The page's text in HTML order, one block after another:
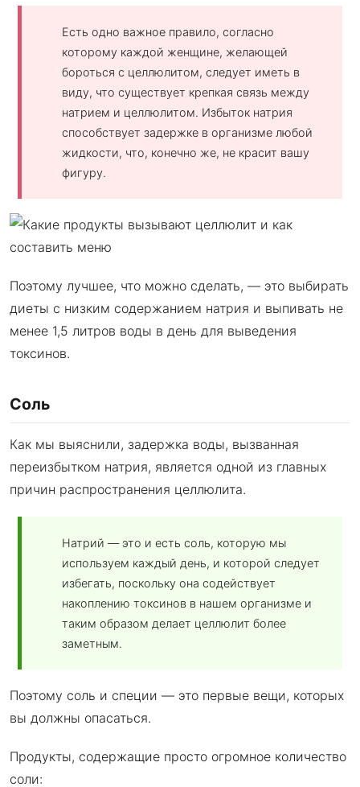
Есть одно важное правило, согласно
которому каждой женщине, желающей
бороться с целлюлитом, следует иметь в
виду, что существует крепкая связь между
натрием и целлюлитом. Избыток натрия
способствует задержке в организме любой
жидкости, что, конечно же, не красит вашу
фигуру.
Поэтому лучшее, что можно сделать, — это выбирать
диеты с низким содержанием натрия и выпивать не
менее 1,5 литров воды в день для выведения
токсинов.
Соль
Как мы выяснили, задержка воды, вызванная
переизбытком натрия, является одной из главных
причин распространения целлюлита.
Натрий — это и есть соль, которую мы
используем каждый день, и которой следует
избегать, поскольку она содействует
накоплению токсинов в нашем организме и
таким образом делает целлюлит более
заметным.
Поэтому соль и специи — это первые вещи, которых
вы должны опасаться.
Продукты, содержащие просто огромное количество
соли: